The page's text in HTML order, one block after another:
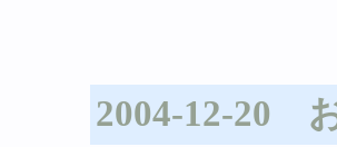
2004-12-20